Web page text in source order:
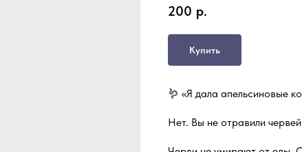
200 р.
Купить
🪱 «Я дала апельсиновые
Нет. Вы не отравили